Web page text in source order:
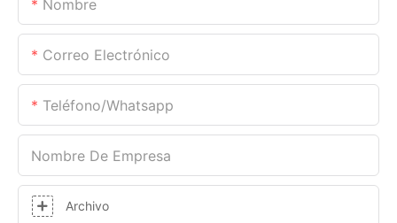
Nombre
Correo Electrónico
Teléfono/whatsapp
Nombre De Empresa
Archivo